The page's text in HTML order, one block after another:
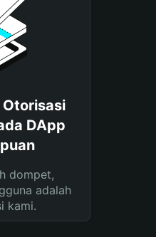
Otorisasi
DApp
dompet,
adalah
kami.